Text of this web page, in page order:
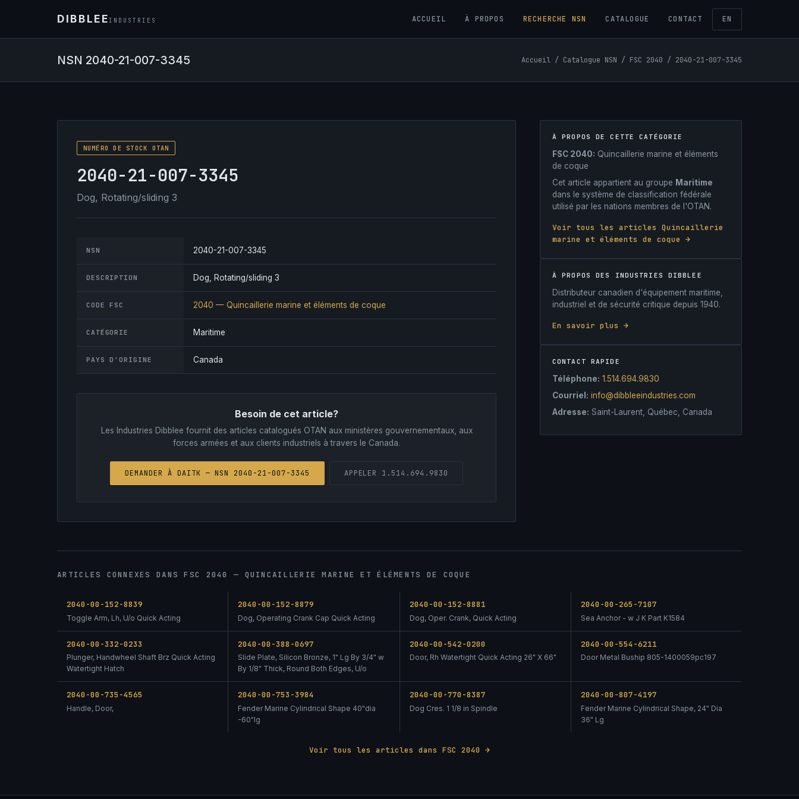
DIBBLEEINDUSTRIES ACCUEIL À PROPOS RECHERCHE NSN CATALOGUE CONTACT EN
NSN 2040-21-007-3345 Accueil / Catalogue NSN / FSC 2040 / 2040-21-007-3345
NUMÉRO DE STOCK OTAN
2040-21-007-3345
Dog, Rotating/sliding 3
NSN 2040-21-007-3345
DESCRIPTION Dog, Rotating/sliding 3
CODE FSC 2040 — Quincaillerie marine et éléments de coque
CATÉGORIE Maritime
PAYS D'ORIGINE Canada
Besoin de cet article?
Les Industries Dibblee fournit des articles catalogués OTAN aux ministères gouvernementaux, aux
forces armées et aux clients industriels à travers le Canada.
DEMANDER À DAITK — NSN 2040-21-007-3345 APPELER 1.514.694.9830
À PROPOS DE CETTE CATÉGORIE
FSC 2040: Quincaillerie marine et éléments
de coque
Cet article appartient au groupe Maritime
dans le système de classification fédérale
utilisé par les nations membres de l'OTAN.
Voir tous les articles Quincaillerie
marine et éléments de coque →
À PROPOS DES INDUSTRIES DIBBLEE
Distributeur canadien d'équipement maritime,
industriel et de sécurité critique depuis 1940.
En savoir plus →
CONTACT RAPIDE
Téléphone: 1.514.694.9830
Courriel: info@dibbleeindustries.com
Adresse: Saint-Laurent, Québec, Canada
ARTICLES CONNEXES DANS FSC 2040 — QUINCAILLERIE MARINE ET ÉLÉMENTS DE COQUE
2040-00-152-8839
Toggle Arm, Lh, U/o Quick Acting
2040-00-152-8879
Dog, Operating Crank Cap Quick Acting
2040-00-152-8881
Dog, Oper. Crank, Quick Acting
2040-00-265-7107
Sea Anchor - w J K Part K1584
2040-00-332-0233
Plunger, Handwheel Shaft Brz Quick Acting
Watertight Hatch
2040-00-388-0697
Slide Plate, Silicon Bronze, 1" Lg By 3/4" w
By 1/8" Thick, Round Both Edges, U/o
2040-00-542-0200
Door, Rh Watertight Quick Acting 26" X 66"
2040-00-554-6211
Door Metal Buship 805-1400059pc197
2040-00-735-4565
Handle, Door,
2040-00-753-3984
Fender Marine Cylindrical Shape 40"dia
-60"lg
2040-00-770-8387
Dog Cres. 1 1/8 in Spindle
2040-00-807-4197
Fender Marine Cylindrical Shape, 24" Dia
36" Lg
Voir tous les articles dans FSC 2040 →